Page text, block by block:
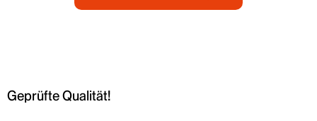
Geprüfte Qualität!